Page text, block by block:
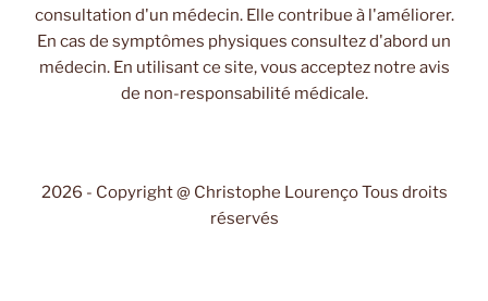
consultation d'un médecin. Elle contribue à l'améliorer.
En cas de symptômes physiques consultez d'abord un
médecin. En utilisant ce site, vous acceptez notre avis
de non-responsabilité médicale.
2026 - Copyright @ Christophe Lourenço Tous droits
réservés